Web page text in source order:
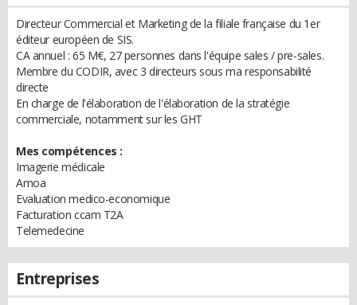
Directeur Commercial et Marketing de la filiale française du 1er
éditeur européen de SIS.
CA annuel : 65 M€, 27 personnes dans l'équipe sales / pre-sales.
Membre du CODIR, avec 3 directeurs sous ma responsabilité
directe
En charge de l'élaboration de l'élaboration de la stratégie
commerciale, notamment sur les GHT
Mes compétences :
Imagerie médicale
Amoa
Evaluation medico-economique
Facturation ccam T2A
Telemedecine
Entreprises